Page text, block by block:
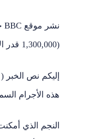
نشر موقع BBC
(1,300,000 قدر الأرض) فتخيل إذاً كتلة هذا النجم.
إليكم نص الخبر
هذه الأجرام